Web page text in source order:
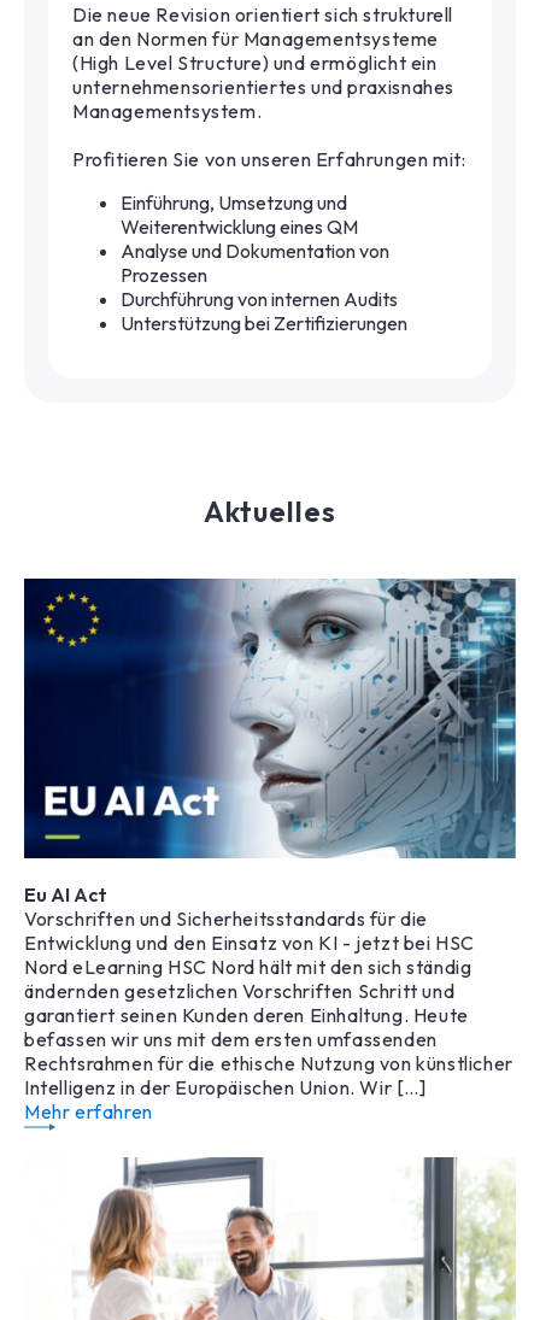
Die neue Revision orientiert sich strukturell
an den Normen für Managementsysteme
(High Level Structure) und ermöglicht ein
unternehmensorientiertes und praxisnahes
Managementsystem.
Profitieren Sie von unseren Erfahrungen mit:
Einführung, Umsetzung und
Weiterentwicklung eines QM
Analyse und Dokumentation von
Prozessen
Durchführung von internen Audits
Unterstützung bei Zertifizierungen
Aktuelles
Eu AI Act
Vorschriften und Sicherheitsstandards für die
Entwicklung und den Einsatz von KI - jetzt bei HSC
Nord eLearning HSC Nord hält mit den sich ständig
ändernden gesetzlichen Vorschriften Schritt und
garantiert seinen Kunden deren Einhaltung. Heute
befassen wir uns mit dem ersten umfassenden
Rechtsrahmen für die ethische Nutzung von künstlicher
Intelligenz in der Europäischen Union. Wir […]
Mehr erfahren